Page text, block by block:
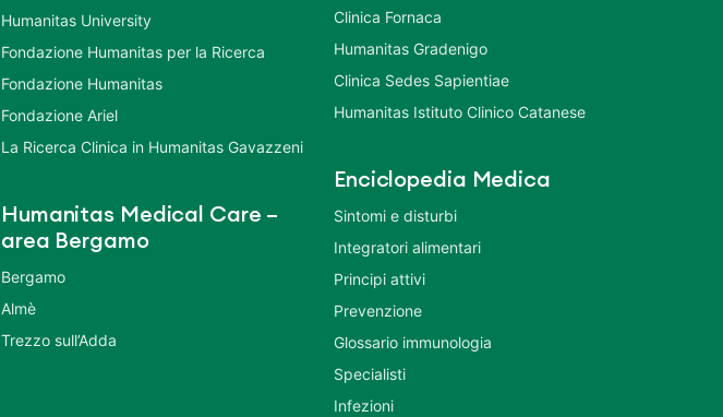
Humanitas University
Fondazione Humanitas per la Ricerca
Fondazione Humanitas
Fondazione Ariel
La Ricerca Clinica in Humanitas Gavazzeni
Humanitas Medical Care –
area Bergamo
Bergamo
Almè
Trezzo sull’Adda
Clinica Fornaca
Humanitas Gradenigo
Clinica Sedes Sapientiae
Humanitas Istituto Clinico Catanese
Enciclopedia Medica
Sintomi e disturbi
Integratori alimentari
Principi attivi
Prevenzione
Glossario immunologia
Specialisti
Infezioni